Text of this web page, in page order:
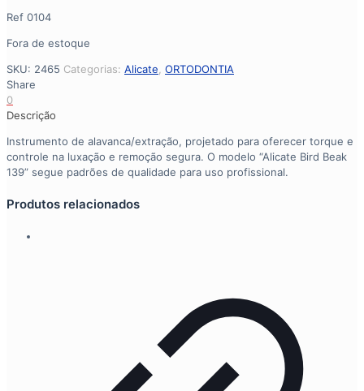
Ref 0104
Fora de estoque
SKU: 2465 Categorias: Alicate ORTODONTIA
Share
0
Descrição
Instrumento de alavanca/extração, projetado para oferecer torque e
controle na luxação e remoção segura. O modelo “Alicate Bird Beak
139” segue padrões de qualidade para uso profissional.
Produtos relacionados